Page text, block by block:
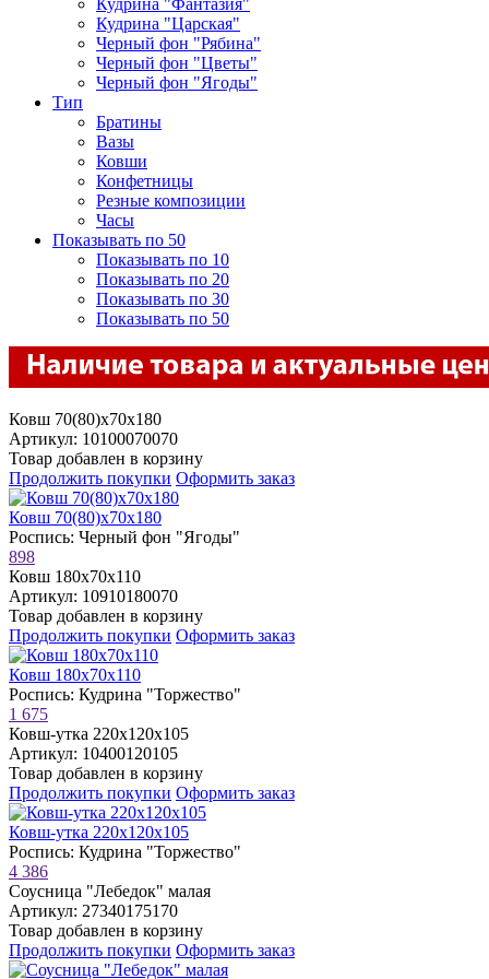
Кудрина "Фантазия"
Кудрина "Царская"
Черный фон "Рябина"
Черный фон "Цветы"
Черный фон "Ягоды"
Тип
Братины
Вазы
Ковши
Конфетницы
Резные композиции
Часы
Показывать по 50
Показывать по 10
Показывать по 20
Показывать по 30
Показывать по 50
Ковш 70(80)х70х180
Артикул: 10100070070
Товар добавлен в корзину
Продолжить покупки Оформить заказ
Ковш 70(80)х70х180
Роспись: Черный фон "Ягоды"
898
Ковш 180х70х110
Артикул: 10910180070
Товар добавлен в корзину
Продолжить покупки Оформить заказ
Ковш 180х70х110
Роспись: Кудрина "Торжество"
1 675
Ковш-утка 220х120х105
Артикул: 10400120105
Товар добавлен в корзину
Продолжить покупки Оформить заказ
Ковш-утка 220х120х105
Роспись: Кудрина "Торжество"
4 386
Соусница "Лебедок" малая
Артикул: 27340175170
Товар добавлен в корзину
Продолжить покупки Оформить заказ